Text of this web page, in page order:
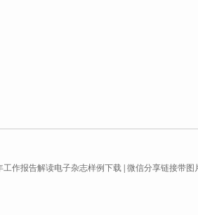
工作报告解读电子杂志样例下载 微信分享链接带图